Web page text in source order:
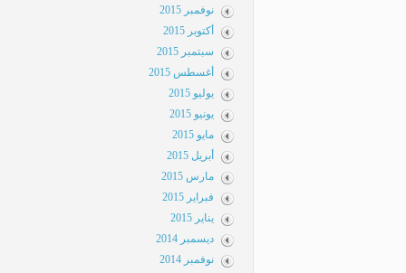
نوفمبر 2015
أكتوبر 2015
سبتمبر 2015
أغسطس 2015
يوليو 2015
يونيو 2015
مايو 2015
أبريل 2015
مارس 2015
فبراير 2015
يناير 2015
ديسمبر 2014
نوفمبر 2014